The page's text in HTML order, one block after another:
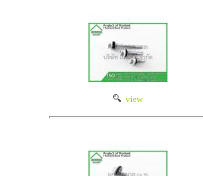
view